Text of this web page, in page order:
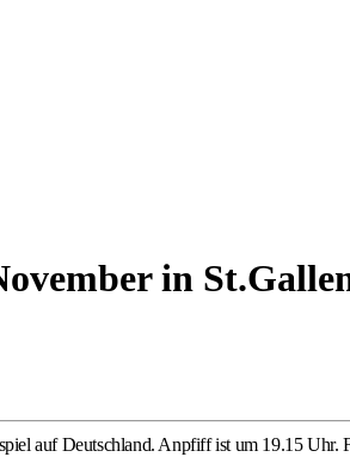
in
auf Deutschland. Anpfiff ist um 19.15 Uhr.